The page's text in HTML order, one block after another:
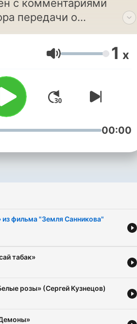
с комментариями
передачи о
[ПО СТУДИЯМ] -
Гуменного (DJ
Hangerő 1 x
00:00
из фильма "Земля Санникова"
табак»
розы» (Сергей Кузнецов)